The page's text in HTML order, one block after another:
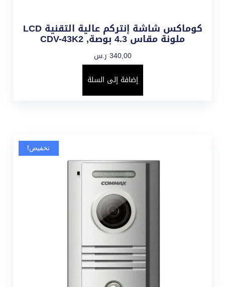
كوماكس شاشة إنتركم عالية التقنية LCD
ملونة مقاس 4.3 بوصة, CDV-43K2
340,00 ر.س
إضافة إلى السلة
تخفيض!